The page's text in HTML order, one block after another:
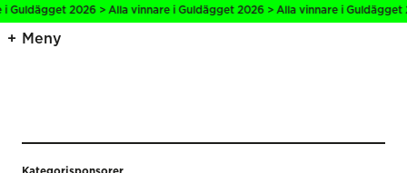
Guldägget 2026 > Alla vinnare i Guldägget 2026 > Alla vinnare i
Meny